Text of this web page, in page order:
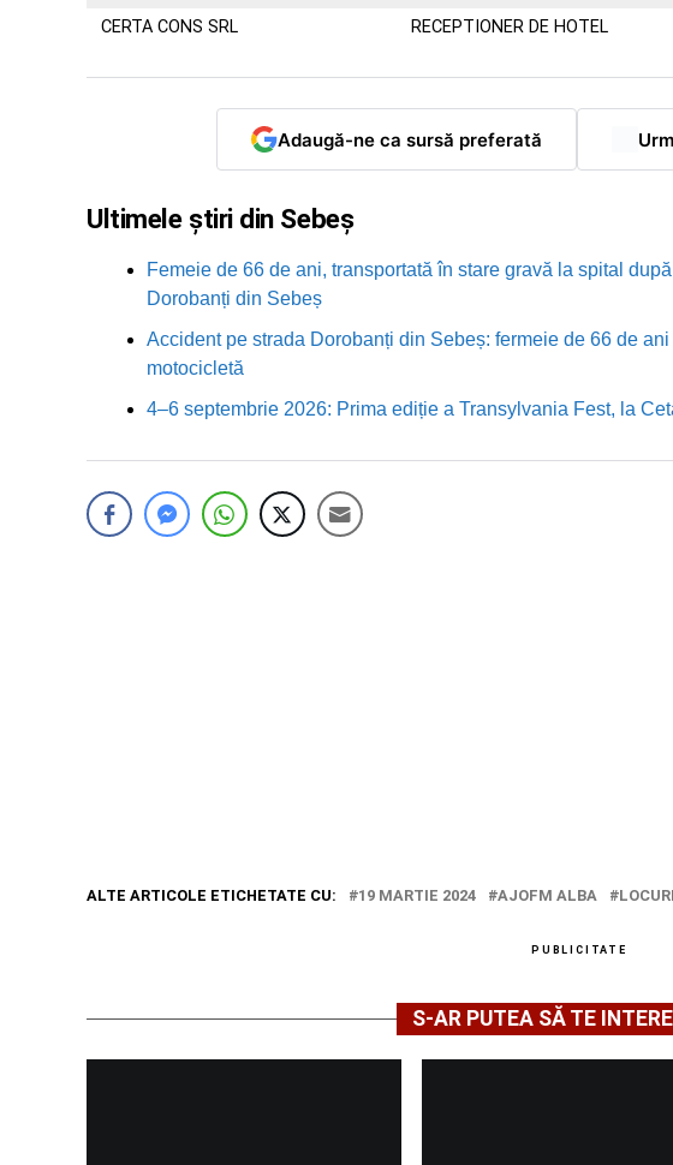
CERTA CONS SRL RECEPTIONER DE HOTEL
Adaugă-ne ca sursă preferată
Ultimele știri din Sebeș
Femeie de 66 de ani, transportată în stare gravă la spital
Dorobanți din Sebeș
Accident pe strada Dorobanți din Sebeș: fermeie de 66 de
motocicletă
4–6 septembrie 2026: Prima ediție a Transylvania Fest, la
ALTE ARTICOLE ETICHETATE CU: 19 MARTIE 2024 AJOFM ALBA
PUBLICITATE
S-AR PUTEA SĂ TE